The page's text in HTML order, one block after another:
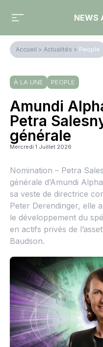
NEWS
Accueil > Actualités > People
À LA UNE PEOPLE
Amundi
Petra
générale
Mercredi 1 Juillet 2026
Nomination – Petra
générale d’Amundi
sa veste de directrice
Peter Derendinger, elle
le développement du
en actifs privés de
Baudson.